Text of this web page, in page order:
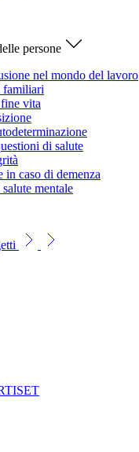
persone
nel mondo del lavoro
familiari
vita
di salute
in caso di demenza
mentale